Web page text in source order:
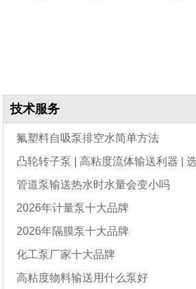
技术服务
氟塑料自吸泵排空水简单方法
凸轮转子泵 | 高粘度流体输送利器 |
管道泵输送热水时水量会变小吗
2026年计量泵十大品牌
2026年隔膜泵十大品牌
化工泵厂家十大品牌
高粘度物料输送用什么泵好